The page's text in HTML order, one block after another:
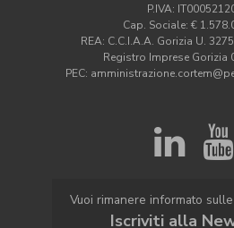
P.IVA:
Cap. Sociale: €
REA: C.C.I.A.A. Gorizia U.
Registro Imprese Gorizia
PEC:
Vuoi rimanere informato
Iscriviti alla